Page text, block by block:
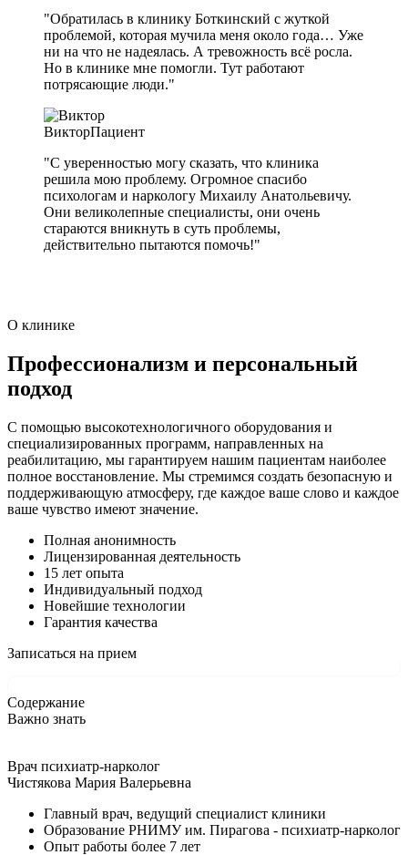
"Обратилась в клинику Боткинский с жуткой
проблемой, которая мучила меня около года… Уже
ни на что не надеялась. А тревожность всё росла.
Но в клинике мне помогли. Тут работают
потрясающие люди."
ВикторПациент
"С уверенностью могу сказать, что клиника
решила мою проблему. Огромное спасибо
психологам и наркологу Михаилу Анатольевичу.
Они великолепные специалисты, они очень
стараются вникнуть в суть проблемы,
действительно пытаются помочь!"
О клинике
Профессионализм и персональный
подход
С помощью высокотехнологичного оборудования и
специализированных программ, направленных на
реабилитацию, мы гарантируем нашим пациентам наиболее
полное восстановление. Мы стремимся создать безопасную и
поддерживающую атмосферу, где каждое ваше слово и каждое
ваше чувство имеют значение.
Полная анонимность
Лицензированная деятельность
15 лет опыта
Индивидуальный подход
Новейшие технологии
Гарантия качества
Записаться на прием
Содержание
Важно знать
Врач психиатр-нарколог
Чистякова Мария Валерьевна
Главный врач, ведущий специалист клиники
Образование РНИМУ им. Пирагова - психиатр-нарколог
Опыт работы более 7 лет